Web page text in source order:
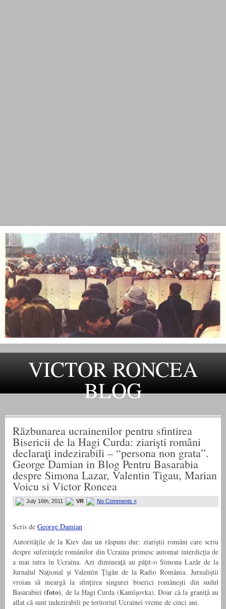
VICTOR RONCEA
BLOG
Răzbunarea ucrainenilor pentru sfintirea
Bisericii de la Hagi Curda: ziarişti români
declaraţi indezirabili – “persona non grata”.
George Damian in Blog Pentru Basarabia
despre Simona Lazar, Valentin Tigau, Marian
Voicu si Victor Roncea
July 16th, 2011 VR No Comments »
Scris de George Damian
Autorităţile de la Kiev dau un răspuns dur: ziariştii români care scriu
despre suferinţele românilor din Ucraina primesc automat interdicţia de
a mai intra în Ucraina. Azi dimineaţă au păţit-o Simona Lazăr de la
Jurnalul Naţional şi Valentin Ţigău de la Radio România. Jurnaliştii
vroiau să meargă la sfinţirea singurei biserici româneşti din sudul
Basarabiei(foto), de la Hagi Curda (Kamîşovka). Doar că la graniţă au
aflat că sunt indezirabili pe teritoriul Ucrainei vreme de cinci ani.